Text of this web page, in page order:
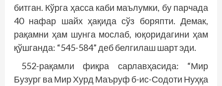
битган. Кўрга ҳасса каби маълумки, бу парчада
40 нафар шайх ҳақида сўз боряпти. Демак,
рақамни ҳам шунга мослаб, юқоридагини ҳам
қўшганда: “545-584” деб белгилаш шарт эди.
552-рақамли фиқра сарлавҳасида: “Мир
Бузург ва Мир Хурд Маъруф б-ис-Содоти Нуҳқа